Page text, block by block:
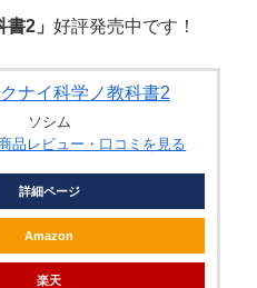
2」 好評発売中です！
ナイ科学ノ教科書2
ソシム
品レビュー・口コミを見る
詳細ページ
Amazon
楽天